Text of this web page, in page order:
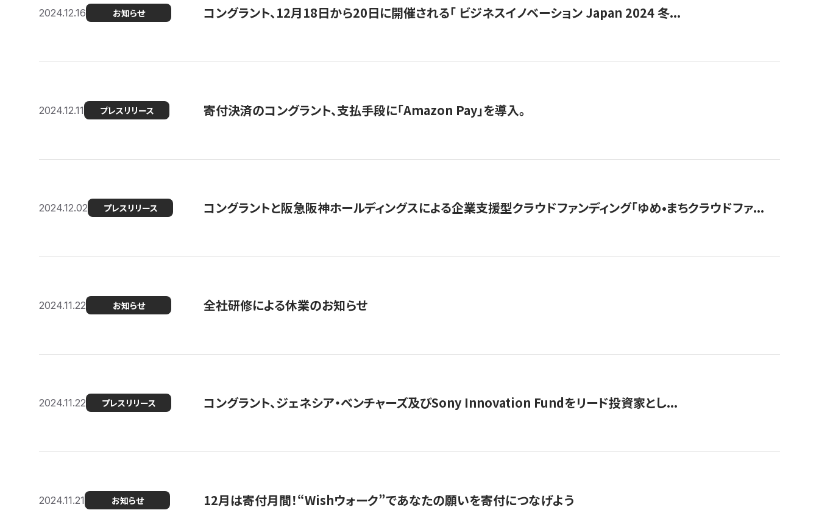
2024.12.16 お知らせ コングラント、12月18日から20日に開催される「 ビジネスイノベーション Japan 2024 冬...
2024.12.11 プレスリリース 寄付決済のコングラント、支払手段に「Amazon Pay」を導入。
2024.12.02 プレスリリース コングラントと阪急阪神ホールディングスによる企業支援型クラウドファンディング「ゆめ•まちクラウドファ...
2024.11.22 お知らせ 全社研修による休業のお知らせ
2024.11.22 プレスリリース コングラント、ジェネシア・ベンチャーズ及びSony Innovation Fundをリード投資家とし...
2024.11.21 お知らせ 12月は寄付月間！“Wishウォーク”であなたの願いを寄付につなげよう